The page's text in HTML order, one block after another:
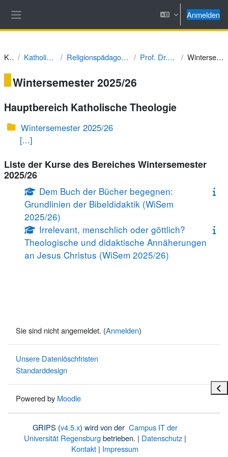
Anmelden
Kurse Katholische Theologie Religionspädagogik und Didaktik des RU Prof. Dr. Burkard Porzelt Wintersemester 2025/26
Wintersemester 2025/26
Hauptbereich Katholische Theologie
Wintersemester 2025/26
[...]
Liste der Kurse des Bereiches Wintersemester
2025/26
Dem Buch der Bücher begegnen:
Grundlinien der Bibeldidaktik (WiSem
2025/26)
Irrelevant, menschlich oder göttlich?
Theologische und didaktische Annäherungen
an Jesus Christus (WiSem 2025/26)
Sie sind nicht angemeldet. (Anmelden)
Unsere Datenlöschfristen
Standarddesign
Powered by Moodle
GRIPS (v4.5.x) wird von der Campus IT der
Universität Regensburgbetrieben. | Datenschutz|
Kontakt | Impressum